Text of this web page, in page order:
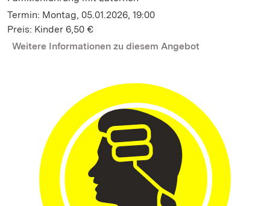
Termin: Montag, 05.01.2026, 19:00
Preis: Kinder 6,50 €
Weitere Informationen zu diesem Angebot